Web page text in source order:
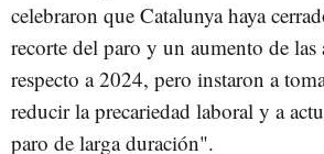
celebraron que Catalunya haya
recorte del paro y un aumento de
respecto a 2024, pero instaron a
reducir la precariedad laboral y a
paro de larga duración".